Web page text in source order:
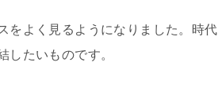
をよく見るようになりました。時
したいものです。